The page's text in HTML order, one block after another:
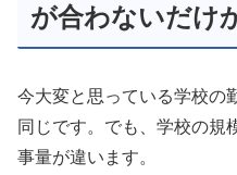
が合わないだけ
今大変と思っている学校の
同じです。でも、学校の規
事量が違います。